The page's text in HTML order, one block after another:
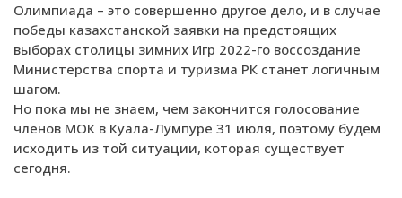
Олимпиада – это совершенно другое дело, и в случае
победы казахстанской заявки на предстоящих
выборах столицы зимних Игр 2022-го воссоздание
Министерства спорта и туризма РК станет логичным
шагом.
Но пока мы не знаем, чем закончится голосование
членов МОК в Куала-Лумпуре 31 июля, поэтому будем
исходить из той ситуации, которая существует
сегодня.